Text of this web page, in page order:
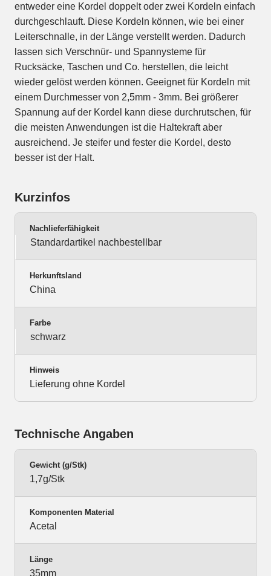
entweder eine Kordel doppelt oder zwei Kordeln einfach
durchgeschlauft. Diese Kordeln können, wie bei einer
Leiterschnalle, in der Länge verstellt werden. Dadurch
lassen sich Verschnür- und Spannysteme für
Rucksäcke, Taschen und Co. herstellen, die leicht
wieder gelöst werden können. Geeignet für Kordeln mit
einem Durchmesser von 2,5mm - 3mm. Bei größerer
Spannung auf der Kordel kann diese durchrutschen, für
die meisten Anwendungen ist die Haltekraft aber
ausreichend. Je steifer und fester die Kordel, desto
besser ist der Halt.
Kurzinfos
Nachlieferfähigkeit
Standardartikel nachbestellbar
Herkunftsland
China
Farbe
schwarz
Hinweis
Lieferung ohne Kordel
Technische Angaben
Gewicht (g/Stk)
1,7g/Stk
Komponenten Material
Acetal
Länge
35mm